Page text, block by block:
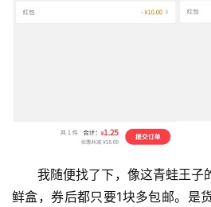
赚
我随便找了下，像这青蛙王子
鲜盒，券后都只要1块多包邮。是